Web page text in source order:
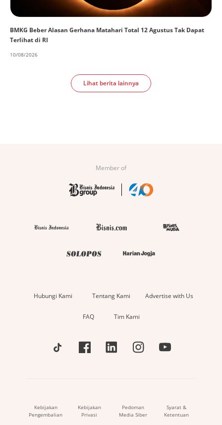
BMKG Beber Alasan Gerhana Matahari Total 12 Agustus Tak Dapat
Terlihat di RI
10/08/2026
Lihat berita lainnya
Member of
Hubungi Kami Tentang Kami Advertise with Us
FAQ Tim Kami
Kebijakan
Pengembalian
Kebijakan
Privasi
Pedoman
Media Siber
Syarat &
Ketentuan